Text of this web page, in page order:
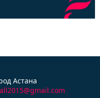
Астана